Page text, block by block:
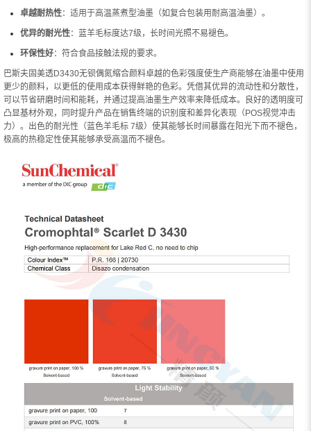
卓越耐热性：适用于高温蒸煮型油墨（如复合包装用耐高温油墨）。
优异的耐光性：蓝羊毛标度达7级，长时间光照不易褪色。
环保性好：符合食品接触法规的要求。
巴斯夫固美透D3430无钡偶氮缩合颜料卓越的色彩强度使生产商能够在油墨中使用
更少的颜料，以更低的使用成本获得鲜艳的色彩。凭借其优异的流动性和分散性，
可以节省研磨时间和能耗，并通过提高油墨生产效率来降低成本。良好的透明度可
凸显基材外观，同时提升产品在销售终端的识别度和差异化表现（POS视觉冲击
力）。出色的耐光性（蓝色羊毛标 7级）使其能够长时间暴露在阳光下而不褪色，
极高的热稳定性使其能够承受高温而不褪色。